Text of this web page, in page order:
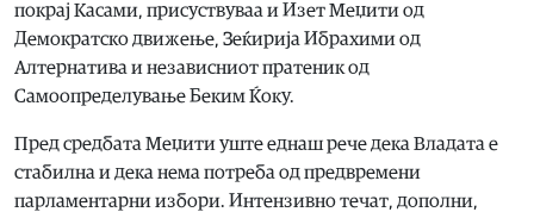
покрај Касами, присуствуваа и Изет Меџити од
Демократско движење, Зеќирија Ибрахими од
Алтернатива и независниот пратеник од
Самоопределување Беким Ќоку.
Пред средбата Меџити уште еднаш рече дека Владата е
стабилна и дека нема потреба од предвремени
парламентарни избори. Интензивно течат, дополни,